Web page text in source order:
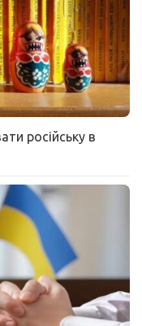
російську в